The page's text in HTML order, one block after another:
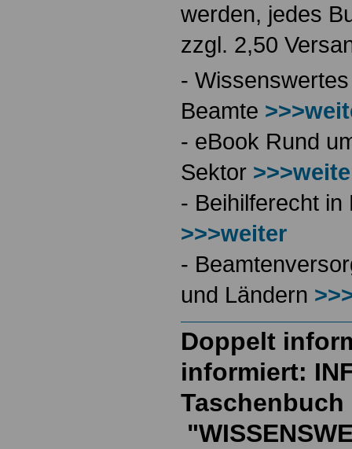
werden, jedes
zzgl. 2,50
-
Beamte
- eBook Rund
Sektor
- Beihilferecht
>>>weiter
-
und Ländern
Doppelt
informiert:
Taschenbuch